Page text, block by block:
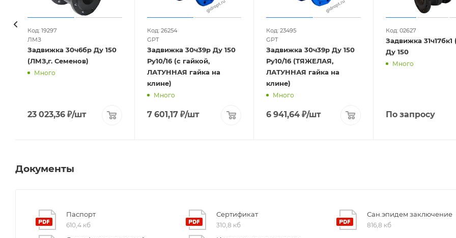
Код: 19297
ЛМЗ
Задвижка 30ч6бр Ду 150
(ЛМЗ,г. Семенов)
Много
23 023,36 ₽/шт
Код: 26254
GPT
Задвижка 30ч39р Ду 150
Ру10/16 (с гайкой,
ЛАТУННАЯ гайка на
клине)
Много
7 601,17₽/шт
Код: 23495
GPT
Задвижка 30ч39р Ду 150
Ру10/16 (ТЯЖЕЛАЯ,
ЛАТУННАЯ гайка на
клине)
Много
6 941,64 ₽/шт
Код: 02627
Задвижка 31ч17бк1
Ду 150
Много
По запросу
Документы
Паспорт
610,4 кб
Сертификат
310,8 кб
Сан.эпидем заключение
816,8 кб